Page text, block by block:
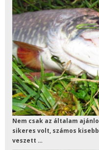
Nem csak az általam
sikeres volt, számos
veszett …